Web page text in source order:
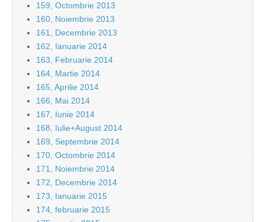
159, Octombrie 2013
160, Noiembrie 2013
161, Decembrie 2013
162, Ianuarie 2014
163, Februarie 2014
164, Martie 2014
165, Aprilie 2014
166, Mai 2014
167, Iunie 2014
168, Iulie+August 2014
169, Septembrie 2014
170, Octombrie 2014
171, Noiembrie 2014
172, Decembrie 2014
173, Ianuarie 2015
174, februarie 2015